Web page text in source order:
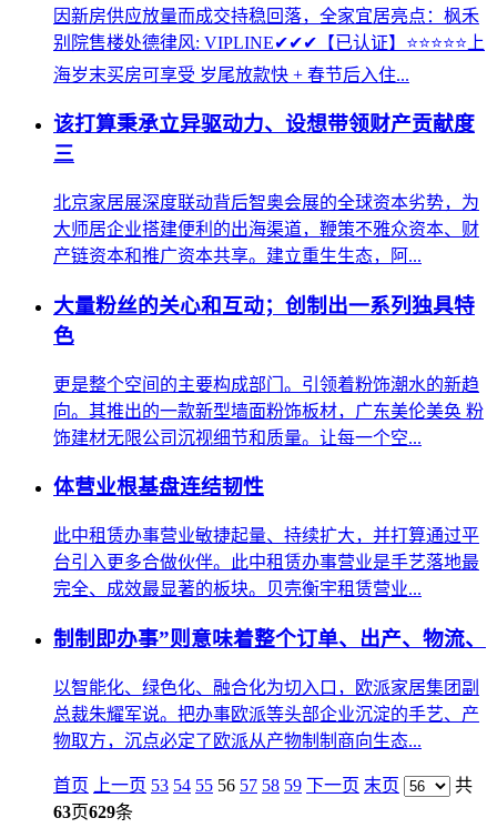
因新房供应放量而成交持稳回落，全家宜居亮点：枫禾
别院售楼处德律风: VIPLINE✔✔✔【已认证】⭐⭐⭐⭐⭐上
海岁末买房可享受 岁尾放款快 + 春节后入住...
该打算秉承立异驱动力、设想带领财产贡献度
三
北京家居展深度联动背后智奥会展的全球资本劣势，为
大师居企业搭建便利的出海渠道，鞭策不雅众资本、财
产链资本和推广资本共享。建立重生生态，阿...
大量粉丝的关心和互动；创制出一系列独具特
色
更是整个空间的主要构成部门。引领着粉饰潮水的新趋
向。其推出的一款新型墙面粉饰板材，广东美伦美奂 粉
饰建材无限公司沉视细节和质量。让每一个空...
体营业根基盘连结韧性
此中租赁办事营业敏捷起量、持续扩大，并打算通过平
台引入更多合做伙伴。此中租赁办事营业是手艺落地最
完全、成效最显著的板块。贝壳衡宇租赁营业...
制制即办事”则意味着整个订单、出产、物流、
以智能化、绿色化、融合化为切入口，欧派家居集团副
总裁朱耀军说。把办事欧派等头部企业沉淀的手艺、产
物取方，沉点必定了欧派从产物制制商向生态...
首页 上一页 53 54 55 56 57 58 59 下一页 末页
共
63页629条